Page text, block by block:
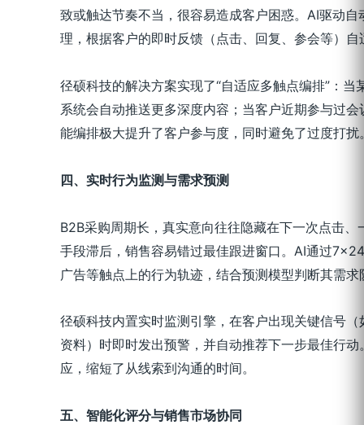
致或触达节奏不当，很容易造成客户困惑。AI驱动
理，根据客户的即时反馈（点击、回复、参会等）
径硕科技的解决方案实现了“自适应多触点编排”：
系统会自动推送更多深度内容；当客户近期参与过
能编排极大提升了客户参与度，同时避免了过度打扰
四、实时行为监测与需求预测
B2B采购周期长，真实意向往往隐藏在下一次点击
手段滞后，销售容易错过最佳跟进窗口。AI通过
广告等触点上的行为轨迹，结合预测模型判断其需
径硕科技内置实时监测引擎，在客户出现关键信号
资料）时即时发出预警，并自动推荐下一步最佳行
应，缩短了从线索到沟通的时间。
五、智能化评分与销售市场协同